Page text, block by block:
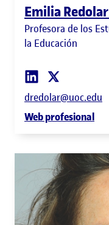
Emilia
Profesora de los
la Educación
dredolar@uoc.edu
Web profesional